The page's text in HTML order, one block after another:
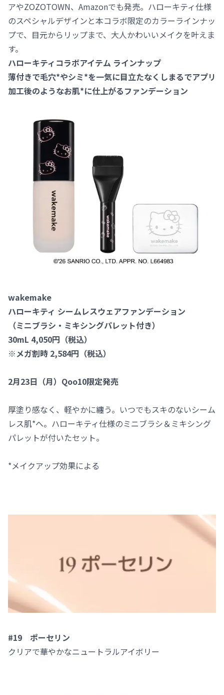
アやZOZOTOWN、Amazonでも発売。ハローキティ仕様
のスペシャルデザインと本コラボ限定のカラーラインナッ
プで、目元からリップまで、大人かわいいメイクを叶えま
す。
ハローキティコラボアイテム ラインナップ
薄付きで毛穴*やシミ*を一気に目立たなくしまるでアプリ
加工後のようなお肌*に仕上がるファンデーション
wakemake
ハローキティ シームレスウェアファンデーション
（ミニブラシ・ミキシングパレット付き）
30mL 4,050円（税込）
※メガ割時 2,584円（税込）
2月23日（月）Qoo10限定発売
厚塗り感なく、軽やかに纏う。いつでもスキのないシーム
レス肌*へ。ハローキティ仕様のミニブラシ＆ミキシング
パレットが付いたセット。
*メイクアップ効果による
#19 ポーセリン
クリアで華やかなニュートラルアイボリー